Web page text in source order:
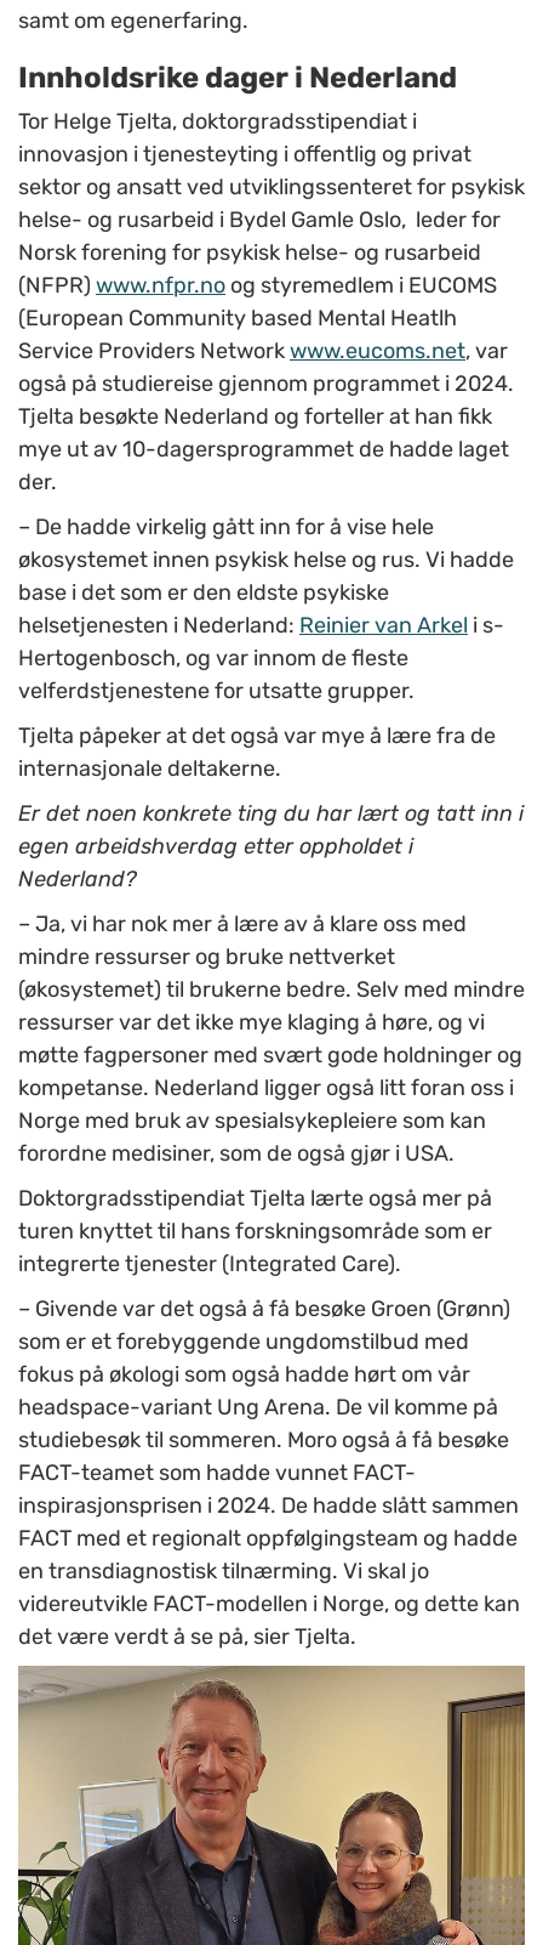
samt om egenerfaring.
Innholdsrike dager i Nederland
Tor Helge Tjelta, doktorgradsstipendiat i
innovasjon i tjenesteyting i offentlig og privat
sektor og ansatt ved utviklingssenteret for psykisk
helse- og rusarbeid i Bydel Gamle Oslo, leder for
Norsk forening for psykisk helse- og rusarbeid
(NFPR) www.nfpr.no og styremedlem i EUCOMS
(European Community based Mental Heatlh
Service Providers Networkwww.eucoms.net,var
også på studiereise gjennom programmet i 2024.
Tjelta besøkte Nederland og forteller at han fikk
mye ut av 10-dagersprogrammet de hadde laget
der.
– De hadde virkelig gått inn for å vise hele
økosystemet innen psykisk helse og rus. Vi hadde
base i det som er den eldste psykiske
helsetjenesten i Nederland: Reinier van Arkel i s-
Hertogenbosch, og var innom de fleste
velferdstjenestene for utsatte grupper.
Tjelta påpeker at det også var mye å lære fra de
internasjonale deltakerne.
Er det noen konkrete ting du har lært og tatt inn i
egen arbeidshverdag etter oppholdet i
Nederland?
– Ja, vi har nok mer å lære av å klare oss med
mindre ressurser og bruke nettverket
(økosystemet) til brukerne bedre. Selv med mindre
ressurser var det ikke mye klaging å høre, og vi
møtte fagpersoner med svært gode holdninger og
kompetanse. Nederland ligger også litt foran oss i
Norge med bruk av spesialsykepleiere som kan
forordne medisiner, som de også gjør i USA.
Doktorgradsstipendiat Tjelta lærte også mer på
turen knyttet til hans forskningsområde som er
integrerte tjenester (Integrated Care).
– Givende var det også å få besøke Groen (Grønn)
som er et forebyggende ungdomstilbud med
fokus på økologi som også hadde hørt om vår
headspace-variant Ung Arena. De vil komme på
studiebesøk til sommeren. Moro også å få besøke
FACT-teamet som hadde vunnet FACT-
inspirasjonsprisen i 2024. De hadde slått sammen
FACT med et regionalt oppfølgingsteam og hadde
en transdiagnostisk tilnærming. Vi skal jo
videreutvikle FACT-modellen i Norge, og dette kan
det være verdt å se på, sier Tjelta.